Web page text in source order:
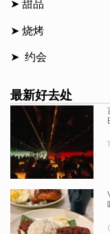
➤ 甜品
➤ 烧烤
➤ 约会
最新好去处